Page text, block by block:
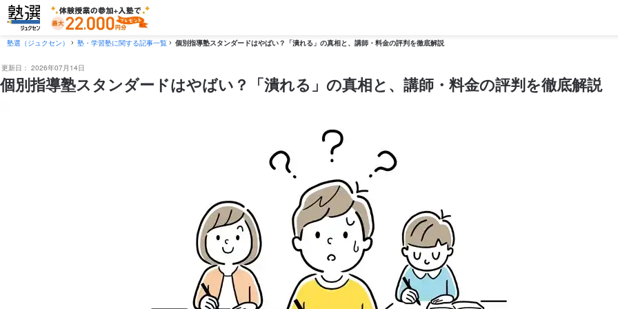
塾選（ジュクセン） 塾・学習塾に関する記事一覧 個別指導塾スタンダードはやばい？「潰れる」の真相と、講師・料金の評判を徹底解説
更新日： 2026年07月14日
個別指導塾スタンダードはやばい？「潰れる」の真相と、講師・料金の評判を徹底解説